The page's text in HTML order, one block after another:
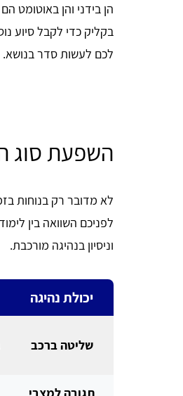
בקליק כדי לקבל סיוע
לכם לעשות סדר בנושא.
השפעת סוג
לא מדובר רק בנוחות
לפניכם השוואה בין
וניסיון בנהיגה מורכבת.
יכולת נהיגה
שליטה ברכב